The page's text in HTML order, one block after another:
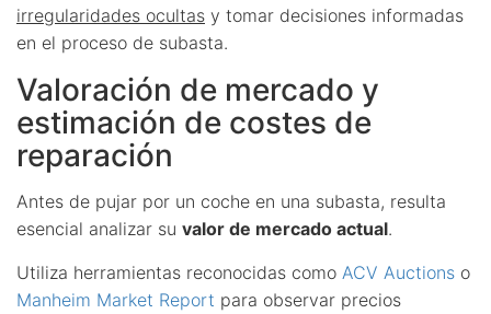
irregularidades ocultas y tomar decisiones informadas
en el proceso de subasta.
Valoración de mercado y
estimación de costes de
reparación
Antes de pujar por un coche en una subasta, resulta
esencial analizar su valor de mercado actual.
Utiliza herramientas reconocidas como ACV Auctions o
Manheim Market Report para observar precios